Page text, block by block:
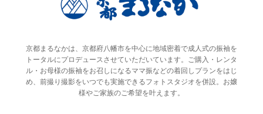
京都まるなかは、京都府八幡市を中心に地域密着で成人式の振袖を
トータルにプロデュースさせていただいています。ご購入・レンタ
ル・お母様の振袖をお召しになるママ振などの着回しプランをはじ
め、前撮り撮影をいつでも実施できるフォトスタジオを併設。お嬢
様やご家族のご希望を叶えます。